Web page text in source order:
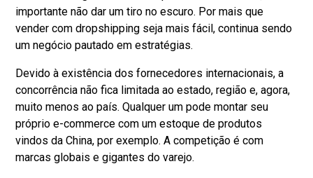
importante não dar um tiro no escuro. Por mais que
vender com dropshipping seja mais fácil, continua sendo
um negócio pautado em estratégias.
Devido à existência dos fornecedores internacionais, a
concorrência não fica limitada ao estado, região e, agora,
muito menos ao país. Qualquer um pode montar seu
próprio e-commerce com um estoque de produtos
vindos da China, por exemplo. A competição é com
marcas globais e gigantes do varejo.